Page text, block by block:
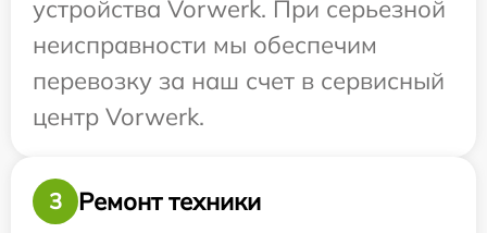
устройства Vorwerk. При серьезной
неисправности мы обеспечим
перевозку за наш счет в сервисный
центр Vorwerk.
3
Ремонт техники